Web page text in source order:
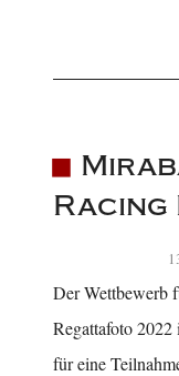
Racing
Der Wettbewerb
Regattafoto 2022
für eine